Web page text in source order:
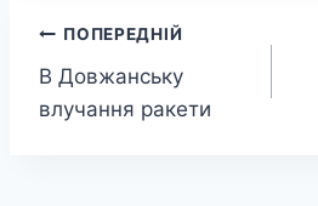
Навігація
записів
ПОПЕРЕДНІЙ
В Довжанську
влучання ракети